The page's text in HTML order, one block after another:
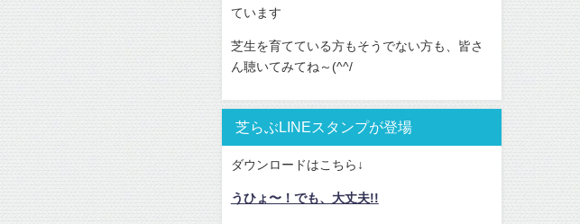
ています
芝生を育てている方もそうでない方も、皆さ
ん聴いてみてね～(^^/
芝らぶLINEスタンプが登場
ダウンロードはこちら↓
うひょ〜！でも、大丈夫!!